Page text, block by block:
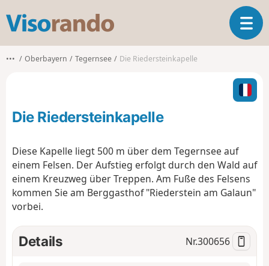
s
o
o
T
o
l
n
a
t
i
••• Oberbayern Tegernsee Die Riedersteinkapelle
Die Riedersteinkapelle
Diese Kapelle liegt 500 m über dem Tegernsee auf
einem Felsen. Der Aufstieg erfolgt durch den Wald auf
einem Kreuzweg über Treppen. Am Fuße des Felsens
kommen Sie am Berggasthof "Riederstein am Galaun"
vorbei.
Details Nr.300656